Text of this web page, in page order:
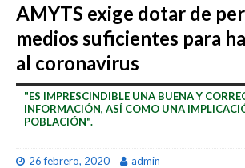
AMYTS exige dotar de
medios suficientes para
al coronavirus
"ES IMPRESCINDIBLE UNA BUENA Y
INFORMACIÓN, ASÍ COMO UNA
POBLACIÓN".
26 febrero, 2020 admin